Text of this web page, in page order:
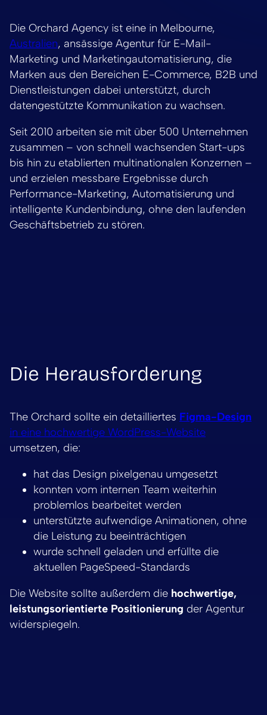
Die Orchard Agency ist eine in Melbourne,
Australien, ansässige Agentur für E-Mail-
Marketing und Marketingautomatisierung, die
Marken aus den Bereichen E-Commerce, B2B und
Dienstleistungen dabei unterstützt, durch
datengestützte Kommunikation zu wachsen.
Seit 2010 arbeiten sie mit über 500 Unternehmen
zusammen – von schnell wachsenden Start-ups
bis hin zu etablierten multinationalen Konzernen –
und erzielen messbare Ergebnisse durch
Performance-Marketing, Automatisierung und
intelligente Kundenbindung, ohne den laufenden
Geschäftsbetrieb zu stören.
Die Herausforderung
The Orchard sollte ein detailliertes Figma-Design
in eine hochwertige WordPress-Website
umsetzen, die:
hat das Design pixelgenau umgesetzt
konnten vom internen Team weiterhin
problemlos bearbeitet werden
unterstützte aufwendige Animationen, ohne
die Leistung zu beeinträchtigen
wurde schnell geladen und erfüllte die
aktuellen PageSpeed-Standards
Die Website sollte außerdem die hochwertige,
leistungsorientierte Positionierung der Agentur
widerspiegeln.